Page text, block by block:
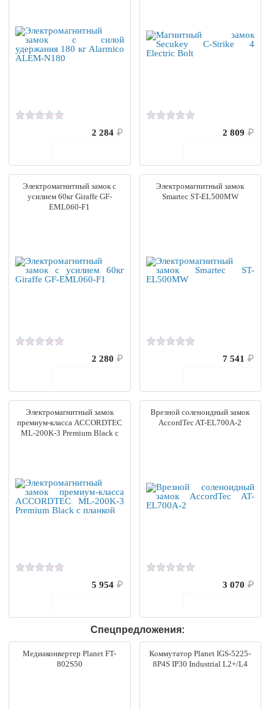
2 284 ₽
2 809 ₽
Электромагнитный замок с
усилием 60кг Giraffe GF-
EML060-F1
2 280 ₽
Электромагнитный замок
Smartec ST-EL500MW
7 541 ₽
Электромагнитный замок
премиум-класса ACCORDTEC
ML-200K-3 Premium Black с
5 954 ₽
Врезной соленоидный замок
AccordTec AT-EL700A-2
3 070 ₽
Спецпредложения:
Медиаконвертер Planet FT-
802S50
Коммутатор Planet IGS-5225-
8P4S IP30 Industrial L2+/L4